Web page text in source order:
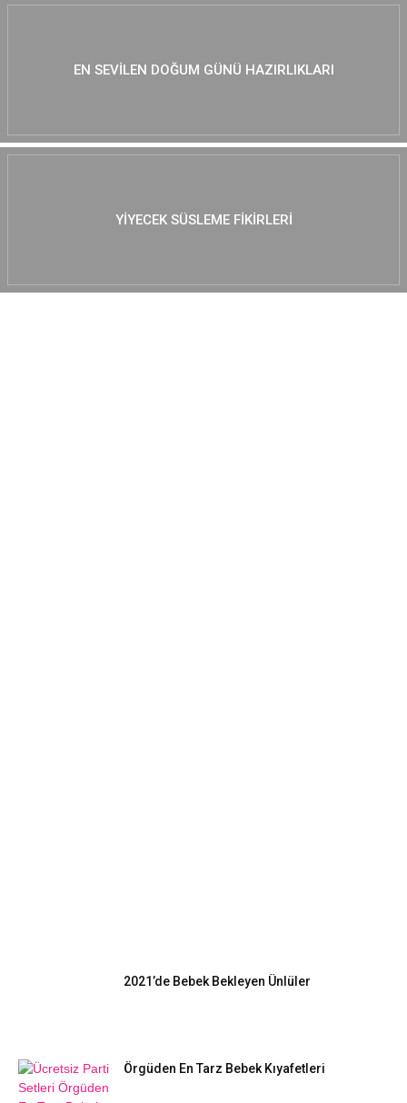
EN SEVILEN DOĞUM GÜNÜ HAZIRLIKLARI
YIYECEK SÜSLEME FIKIRLERI
2021’de Bebek Bekleyen Ünlüler
Örgüden En Tarz Bebek Kıyafetleri